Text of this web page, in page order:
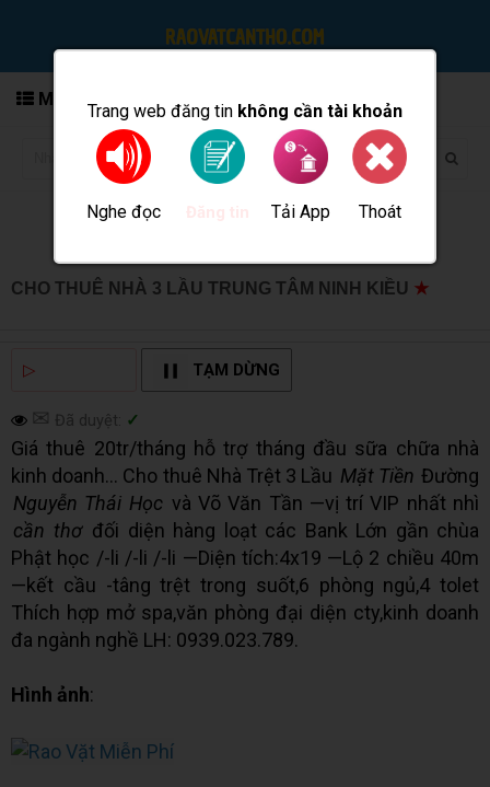
Trang web đăng tin không cần tài khoản
Nghe đọc Tải App Thoát
MENU
CHO THUÊ NHÀ 3 LẦU TRUNG TÂM NINH KIỀU ★
▷ TẠM DỪNG
✉ Đã duyệt: ✓
Giá thuê 20tr/tháng hỗ trợ tháng đầu sữa chữa nhà
kinh doanh... Cho thuê Nhà Trệt 3 Lầu Mặt Tiền Đường
Nguyễn Thái Học và Võ Văn Tần —vị trí VIP nhất nhì
cần thơ đối diện hàng loạt các Bank Lớn gần chùa
Phật học /-li /-li /-li —Diện tích:4x19 —Lộ 2 chiều 40m
—kết cầu -tâng trệt trong suốt,6 phòng ngủ,4 tolet
Thích hợp mở spa,văn phòng đại diện cty,kinh doanh
đa ngành nghề LH: 0939.023.789.
Hình ảnh: